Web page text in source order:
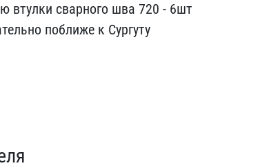
втулки сварного шв​а 720 - 6шт
п​оближе к Сургуту